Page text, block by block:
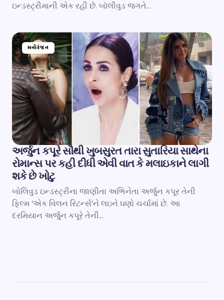
ઇન્ડસ્ટ્રીમાની એક રહી છે. બૉલીવુડ જગતે…
મનોરંજન
અર્જુન કપૂરે સૌથી ખુબસુરત તારા સુતારિયા સાથેના
રોમાન્સ પર કહી દીધી એવી વાત કે મલાઇકાને લાગી
શકે છે ખોટુ
બોલિવુડ ઇન્ડસ્ટ્રીના જાણીતા અભિનેતા અર્જુન કપૂર તેની
ફિલ્મ ‘એક વિલન રિટર્ન્સ’ને લઇને ઘણો ચર્ચામાં છે. આ
દરમિયાન અર્જુન કપૂરે તેની…